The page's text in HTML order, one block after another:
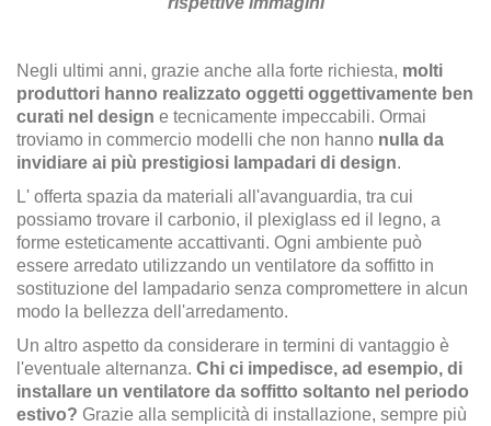
Negli ultimi anni, grazie anche alla forte richiesta, molti
produttori hanno realizzato oggetti oggettivamente ben
curati nel design e tecnicamente impeccabili. Ormai
troviamo in commercio modelli che non hanno nulla da
invidiare ai più prestigiosi lampadari di design.
L' offerta spazia da materiali all'avanguardia, tra cui
possiamo trovare il carbonio, il plexiglass ed il legno, a
forme esteticamente accattivanti. Ogni ambiente può
essere arredato utilizzando un ventilatore da soffitto in
sostituzione del lampadario senza compromettere in alcun
modo la bellezza dell'arredamento.
Un altro aspetto da considerare in termini di vantaggio è
l'eventuale alternanza. Chi ci impedisce, ad esempio, di
installare un ventilatore da soffitto soltanto nel periodo
estivo? Grazie alla semplicità di installazione, sempre più